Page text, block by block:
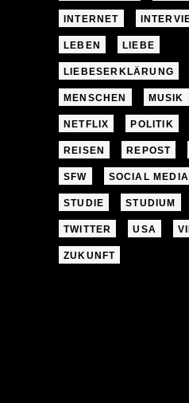
INTERNET
LEBEN LIEBE
LIEBESERKLÄRUNG
MENSCHEN MUSIK
NETFLIX POLITIK
REISEN REPOST
SFW SOCIAL MEDIA
STUDIE STUDIUM
TWITTER USA
ZUKUNFT